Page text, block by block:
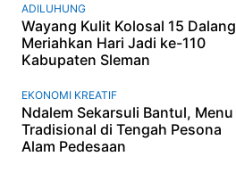
ADILUHUNG
Wayang Kulit Kolosal 15 Dalang
Meriahkan Hari Jadi ke-110
Kabupaten Sleman
EKONOMI KREATIF
Ndalem Sekarsuli Bantul, Menu
Tradisional di Tengah Pesona
Alam Pedesaan